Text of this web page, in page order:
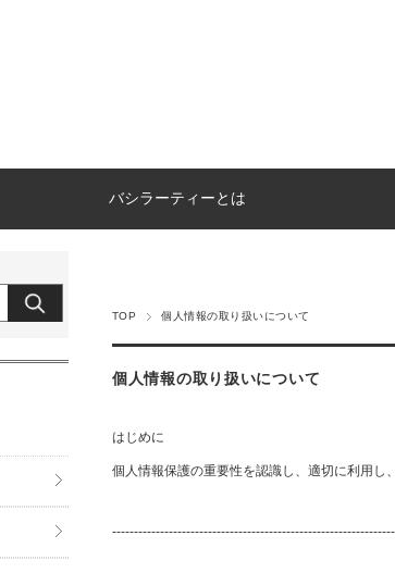
バシラーティーとは
TOP 個人情報の取り扱いについて
個人情報の取り扱いについて
はじめに
個人情報保護の重要性を認識し、適切に利用し